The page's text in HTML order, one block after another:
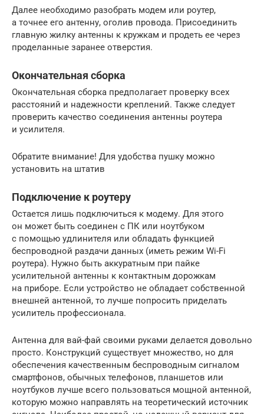
Далее необходимо разобрать модем или роутер,
а точнее его антенну, оголив провода. Присоединить
главную жилку антенны к кружкам и продеть ее через
проделанные заранее отверстия.
Окончательная сборка
Окончательная сборка предполагает проверку всех
расстояний и надежности креплений. Также следует
проверить качество соединения антенны роутера
и усилителя.
Обратите внимание! Для удобства пушку можно
установить на штатив
Подключение к роутеру
Остается лишь подключиться к модему. Для этого
он может быть соединен с ПК или ноутбуком
с помощью удлинителя или обладать функцией
беспроводной раздачи данных (иметь режим Wi-Fi
роутера). Нужно быть аккуратным при пайке
усилительной антенны к контактным дорожкам
на приборе. Если устройство не обладает собственной
внешней антенной, то лучше попросить приделать
усилитель профессионала.
Антенна для вай-фай своими руками делается довольно
просто. Конструкций существует множество, но для
обеспечения качественным беспроводным сигналом
смартфонов, обычных телефонов, планшетов или
ноутбуков лучше всего пользоваться мощной антенной,
которую можно направлять на теоретический источник